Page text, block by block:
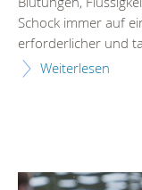
Schock immer auf
erforderlicher und
Weiterlesen